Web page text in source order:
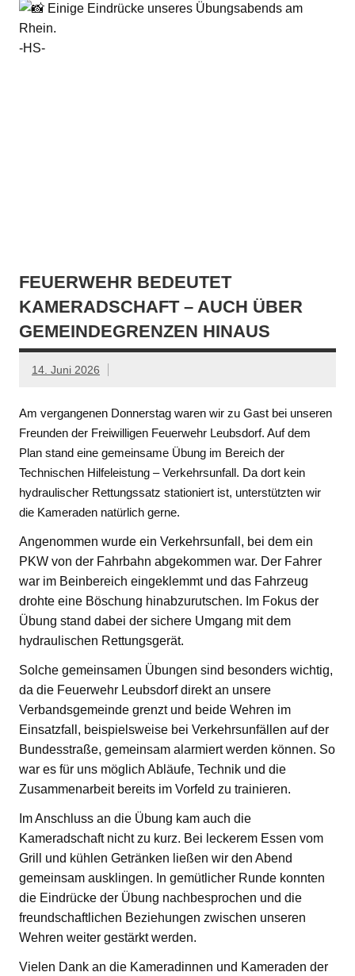
Einige Eindrücke unseres Übungsabends am
Rhein.
-HS-
FEUERWEHR BEDEUTET
KAMERADSCHAFT – AUCH ÜBER
GEMEINDEGRENZEN HINAUS
14. Juni 2026
Am vergangenen Donnerstag waren wir zu Gast bei unseren
Freunden der Freiwilligen Feuerwehr Leubsdorf. Auf dem
Plan stand eine gemeinsame Übung im Bereich der
Technischen Hilfeleistung – Verkehrsunfall. Da dort kein
hydraulischer Rettungssatz stationiert ist, unterstützten wir
die Kameraden natürlich gerne.
Angenommen wurde ein Verkehrsunfall, bei dem ein
PKW von der Fahrbahn abgekommen war. Der Fahrer
war im Beinbereich eingeklemmt und das Fahrzeug
drohte eine Böschung hinabzurutschen. Im Fokus der
Übung stand dabei der sichere Umgang mit dem
hydraulischen Rettungsgerät.
Solche gemeinsamen Übungen sind besonders wichtig,
da die Feuerwehr Leubsdorf direkt an unsere
Verbandsgemeinde grenzt und beide Wehren im
Einsatzfall, beispielsweise bei Verkehrsunfällen auf der
Bundesstraße, gemeinsam alarmiert werden können. So
war es für uns möglich Abläufe, Technik und die
Zusammenarbeit bereits im Vorfeld zu trainieren.
Im Anschluss an die Übung kam auch die
Kameradschaft nicht zu kurz. Bei leckerem Essen vom
Grill und kühlen Getränken ließen wir den Abend
gemeinsam ausklingen. In gemütlicher Runde konnten
die Eindrücke der Übung nachbesprochen und die
freundschaftlichen Beziehungen zwischen unseren
Wehren weiter gestärkt werden.
Vielen Dank an die Kameradinnen und Kameraden der